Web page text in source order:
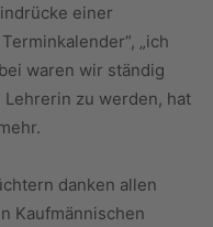
einer
„ich
waren wir ständig
Lehrerin zu werden, hat
danken allen
Kaufmännischen